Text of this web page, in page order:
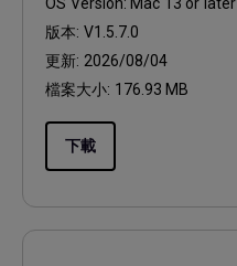
版本: V1.5.7.0
更新: 2026/08/04
檔案大小: 176.93 MB
下載